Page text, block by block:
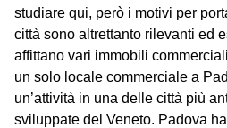
studiare qui, però i motivi per
città sono altrettanto rilevanti ed
affittano vari immobili
un solo locale commerciale a
un’attività in una delle città più
sviluppate del Veneto. Padova